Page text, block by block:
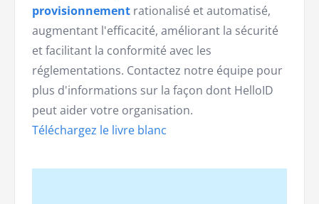
provisionnement rationalisé et automatisé,
augmentant l'efficacité, améliorant la sécurité
et facilitant la conformité avec les
réglementations. Contactez notre équipe pour
plus d'informations sur la façon dont HelloID
peut aider votre organisation.
Téléchargez le livre blanc